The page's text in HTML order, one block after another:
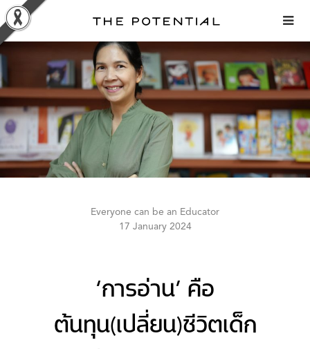
Skip
to
content
Everyone can be an Educator
17 January 2024
‘การอ่าน’ คือ
ต้นทุน(เปลี่ยน)ชีวิตเด็ก